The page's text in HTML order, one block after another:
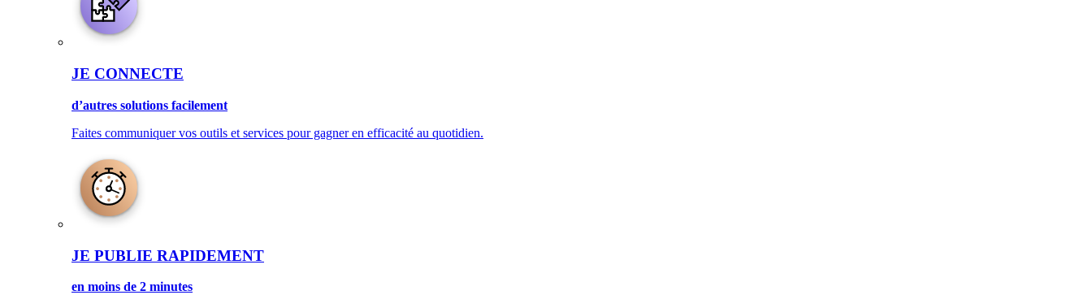
JE CONNECTE
d’autres solutions facilement
Faites communiquer vos outils et services pour gagner en efficacité au quotidien.
JE PUBLIE RAPIDEMENT
en moins de 2 minutes